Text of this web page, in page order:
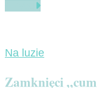
Na luzie
Zamknięci